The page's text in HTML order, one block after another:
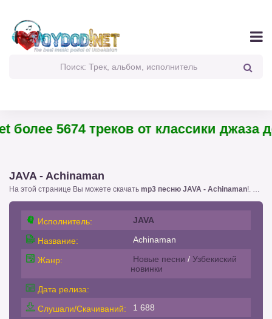
5674 треков от классики джаза
JAVA - Achinaman
На этой странице Вы можете скачать mp3 песню JAVA - Achinaman!. с размером 7.69 бесплатно или слушать
Исполнитель: JAVA
Название: Achinaman
Жанр: Новые песни / Узбекиский
новинки
Дата релиза:
Слушали/Скачиваний:
1 688